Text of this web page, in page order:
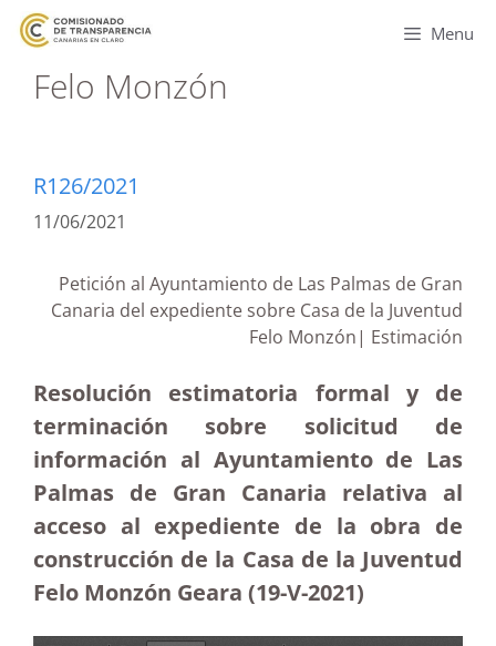
Menu
Felo Monzón
R126/2021
11/06/2021
Petición al Ayuntamiento de Las Palmas de Gran
Canaria del expediente sobre Casa de la Juventud
Felo Monzón| Estimación
Resolución estimatoria formal y de
terminación sobre solicitud de
información al Ayuntamiento de Las
Palmas de Gran Canaria relativa al
acceso al expediente de la obra de
construcción de la Casa de la Juventud
Felo Monzón Geara (19-V-2021)